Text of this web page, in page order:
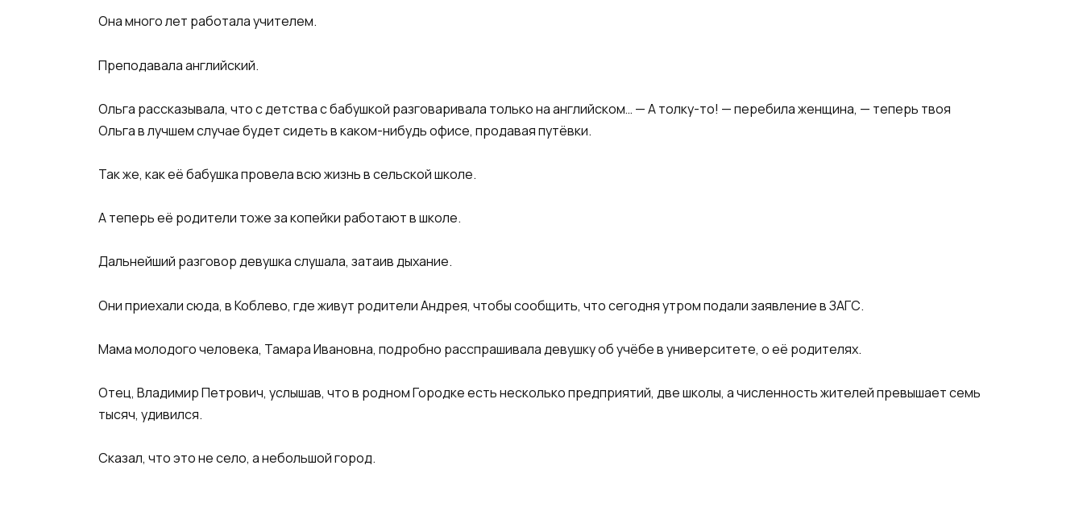
Она много лет работала учителем.
Преподавала английский.
Ольга рассказывала, что с детства с бабушкой разговаривала только на английском… — А толку-то! — перебила женщина, — теперь твоя
Ольга в лучшем случае будет сидеть в каком-нибудь офисе, продавая путёвки.
Так же, как её бабушка провела всю жизнь в сельской школе.
А теперь её родители тоже за копейки работают в школе.
Дальнейший разговор девушка слушала, затаив дыхание.
Они приехали сюда, в Коблево, где живут родители Андрея, чтобы сообщить, что сегодня утром подали заявление в ЗАГС.
Мама молодого человека, Тамара Ивановна, подробно расспрашивала девушку об учёбе в университете, о её родителях.
Отец, Владимир Петрович, услышав, что в родном Городке есть несколько предприятий, две школы, а численность жителей превышает семь
тысяч, удивился.
Сказал, что это не село, а небольшой город.